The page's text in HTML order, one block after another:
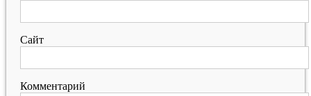
Сайт
Комментарий